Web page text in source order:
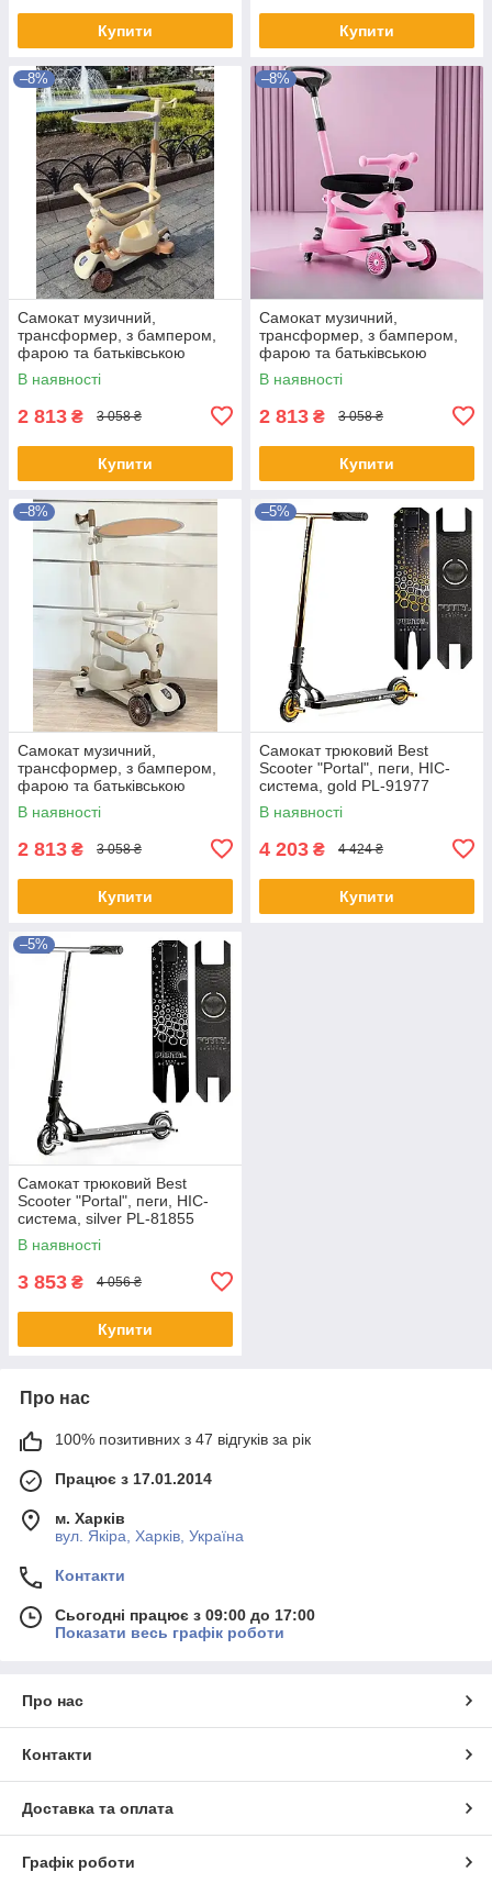
Купити Купити
–8%
Самокат музичний,
трансформер, з бампером,
фарою та батьківською
ручкою, 3в1, Maraton, K619
беж
В наявності
2 813 ₴ 3 058 ₴
Купити
–8%
Самокат музичний,
трансформер, з бампером,
фарою та батьківською
ручкою, 3в1, Maraton, K619
рожевий
В наявності
2 813 ₴ 3 058 ₴
Купити
–8%
Самокат музичний,
трансформер, з бампером,
фарою та батьківською
ручкою, 3в1, Maraton, K619
В наявності
2 813 ₴ 3 058 ₴
Купити
–5%
Самокат трюковий Best
Scooter "Portal", пеги, HIC-
система, gold PL-91977
В наявності
4 203 ₴ 4 424 ₴
Купити
–5%
Самокат трюковий Best
Scooter "Portal", пеги, HIC-
система, silver PL-81855
В наявності
3 853 ₴ 4 056 ₴
Купити
Про нас
100% позитивних з 47 відгуків за рік
Працює з 17.01.2014
м. Харків
вул. Якіра, Харків, Україна
Контакти
Сьогодні працює з 09:00 до 17:00
Показати весь графік роботи
Про нас
Контакти
Доставка та оплата
Графік роботи